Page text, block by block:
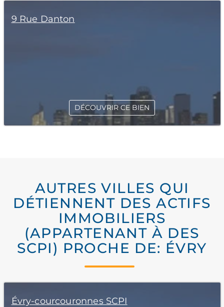
9 Rue Danton
DÉCOUVRIR CE BIEN
AUTRES VILLES QUI
DÉTIENNENT DES ACTIFS
IMMOBILIERS
(APPARTENANT À DES
SCPI) PROCHE DE: ÉVRY
Évry-courcouronnes SCPI